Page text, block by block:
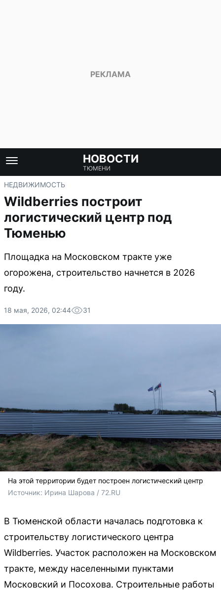
НОВОСТИ
ТЮМЕНИ
НЕДВИЖИМОСТЬ
Wildberries построит
логистический центр под
Тюменью
Площадка на Московском тракте уже
огорожена, строительство начнется в 2026
году.
18 мая, 2026, 02:44 31
На этой территории будет построен логистический центр
Источник: Ирина Шарова / 72.RU
В Тюменской области началась подготовка к
строительству логистического центра
Wildberries. Участок расположен на Московском
тракте, между населенными пунктами
Московский и Посохова. Строительные работы